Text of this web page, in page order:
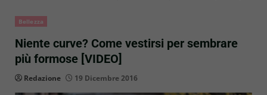
Bellezza
Niente curve? Come vestirsi per sembrare
più formose [VIDEO]
Redazione 19 Dicembre 2016